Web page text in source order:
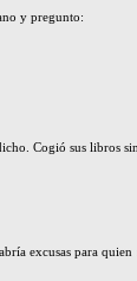
y pregunto:
Cogió sus libros
excusas para